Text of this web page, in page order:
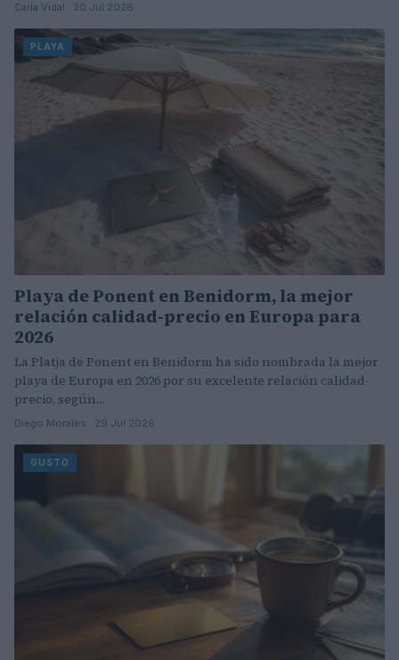
Carla Vidal · 30 Jul 2026
PLAYA
Playa de Ponent en Benidorm, la mejor
relación calidad-precio en Europa para
2026
La Platja de Ponent en Benidorm ha sido nombrada la mejor
playa de Europa en 2026 por su excelente relación calidad-
precio, según…
Diego Morales · 29 Jul 2026
GUSTO